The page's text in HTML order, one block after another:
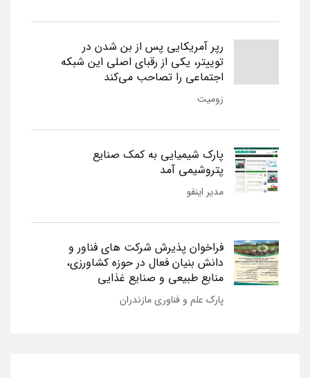
رپر آمریکایی پس از بن شدن در
توییتر، یکی از رقبای اصلی این شبکه
اجتماعی را تصاحب می‌کند
زومیت
پارک شیمیایی به کمک صنایع
پتروشیمی آمد
مدیر اینفو
فراخوان پذیرش شرکت های فناور و
دانش بنیان فعال در حوزه کشاورزی،
منابع طبیعی و صنایع غذایی
پارک علم و فناوری مازندران